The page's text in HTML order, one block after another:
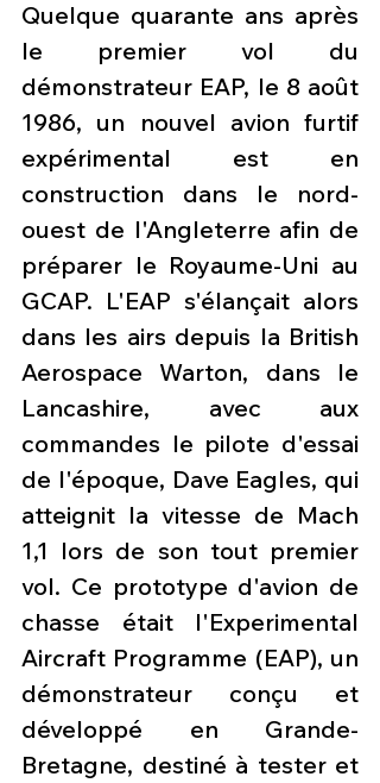
Quelque quarante ans après
le premier vol du
démonstrateur EAP, le 8 août
1986, un nouvel avion furtif
expérimental est en
construction dans le nord-
ouest de l'Angleterre afin de
préparer le Royaume-Uni au
GCAP. L'EAP s'élançait alors
dans les airs depuis la British
Aerospace Warton, dans le
Lancashire, avec aux
commandes le pilote d'essai
de l'époque, Dave Eagles, qui
atteignit la vitesse de Mach
1,1 lors de son tout premier
vol. Ce prototype d'avion de
chasse était l'Experimental
Aircraft Programme (EAP), un
démonstrateur conçu et
développé en Grande-
Bretagne, destiné à tester et